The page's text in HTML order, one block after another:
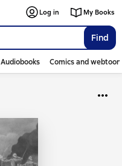
Find
Log in My Books
Audiobooks Comics and